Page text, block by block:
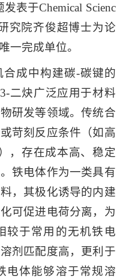
表于Chemical Scienc
究院齐俊超博士为论
一完成单位。
成中构建碳-碳键的
二炔广泛应用于材料
研发等领域。传统合
苛刻反应条件（如高
，存在成本高、稳定
铁电体作为一类具有
，其极化诱导的内建
可促进电荷分离，为
较于常用的无机铁电
剂匹配度高，更利于
电体能够溶于常规溶